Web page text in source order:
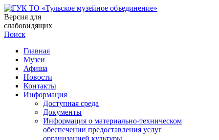
Версия для
слабовидящих
Поиск
Главная
Музеи
Афиша
Новости
Контакты
Информация
Доступная среда
Документы
Информация о материально-техническом
обеспечении предоставления услуг
организацией культуры